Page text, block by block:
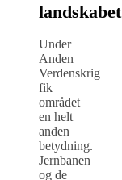
landskabet
Under
Anden
Verdenskrig
fik
området
en helt
anden
betydning.
Jernbanen
og de